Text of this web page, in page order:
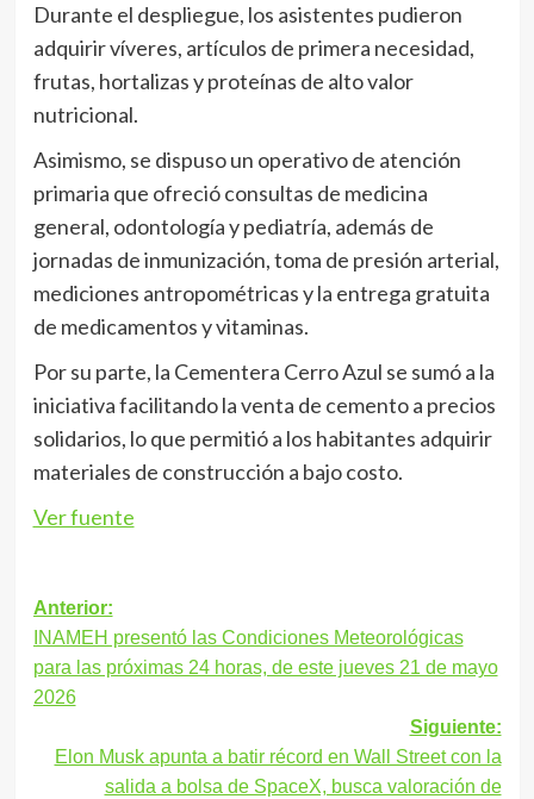
Durante el despliegue, los asistentes pudieron
adquirir víveres, artículos de primera necesidad,
frutas, hortalizas y proteínas de alto valor
nutricional.
Asimismo, se dispuso un operativo de atención
primaria que ofreció consultas de medicina
general, odontología y pediatría, además de
jornadas de inmunización, toma de presión arterial,
mediciones antropométricas y la entrega gratuita
de medicamentos y vitaminas.
Por su parte, la Cementera Cerro Azul se sumó a la
iniciativa facilitando la venta de cemento a precios
solidarios, lo que permitió a los habitantes adquirir
materiales de construcción a bajo costo.
Ver fuente
Navegación
de
entradas
Anterior:
INAMEH presentó las Condiciones Meteorológicas
para las próximas 24 horas, de este jueves 21 de mayo
2026
Siguiente:
Elon Musk apunta a batir récord en Wall Street con la
salida a bolsa de SpaceX, busca valoración de